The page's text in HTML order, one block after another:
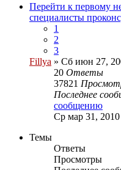
Перейти к первому
специалисты
1
2
3
Fillya » Сб июн 27,
20 Ответы
37821
Последнее
сообщению
Ср мар 31,
Темы
Ответы
Просмотры